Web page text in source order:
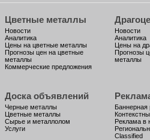
Цветные металлы
Новости
Аналитика
Цены на цветные металлы
Прогнозы цен на цветные
металлы
Коммерческие предложения
Новости
Аналитика
Цены на
Прогнозы
металлы
Доска объявлений
Черные металлы
Цветные металлы
Сырье и металлолом
Услуги
Баннерная
Реклама в
Classified